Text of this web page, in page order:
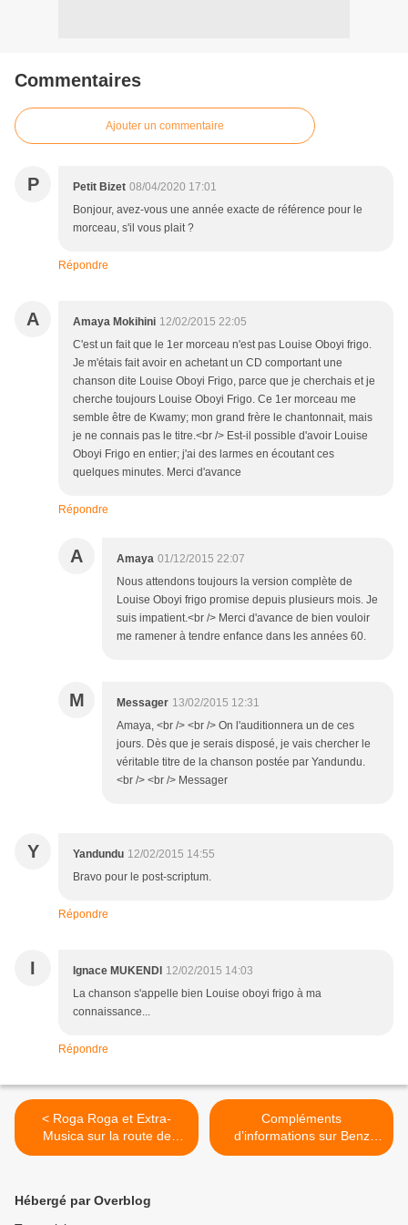
Commentaires
Ajouter un commentaire
P Petit Bizet 08/04/2020 17:01
Bonjour, avez-vous une année exacte de référence pour le
morceau, s'il vous plait ?
Répondre
A Amaya Mokihini 12/02/2015 22:05
C'est un fait que le 1er morceau n'est pas Louise Oboyi frigo.
Je m'étais fait avoir en achetant un CD comportant une
chanson dite Louise Oboyi Frigo, parce que je cherchais et je
cherche toujours Louise Oboyi Frigo. Ce 1er morceau me
semble être de Kwamy; mon grand frère le chantonnait, mais
je ne connais pas le titre.<br /> Est-il possible d'avoir Louise
Oboyi Frigo en entier; j'ai des larmes en écoutant ces
quelques minutes. Merci d'avance
Répondre
A Amaya 01/12/2015 22:07
Nous attendons toujours la version complète de
Louise Oboyi frigo promise depuis plusieurs mois. Je
suis impatient.<br /> Merci d'avance de bien vouloir
me ramener à tendre enfance dans les années 60.
M Messager 13/02/2015 12:31
Amaya, <br /> <br /> On l'auditionnera un de ces
jours. Dès que je serais disposé, je vais chercher le
véritable titre de la chanson postée par Yandundu.
<br /> <br /> Messager
Y Yandundu 12/02/2015 14:55
Bravo pour le post-scriptum.
Répondre
I Ignace MUKENDI 12/02/2015 14:03
La chanson s'appelle bien Louise oboyi frigo à ma
connaissance...
Répondre
< Roga Roga et Extra-
Musica sur la route de
l’Olympia
Compléments
d’informations sur Benz
Bozi -Boziana >
Hébergé par Overblog